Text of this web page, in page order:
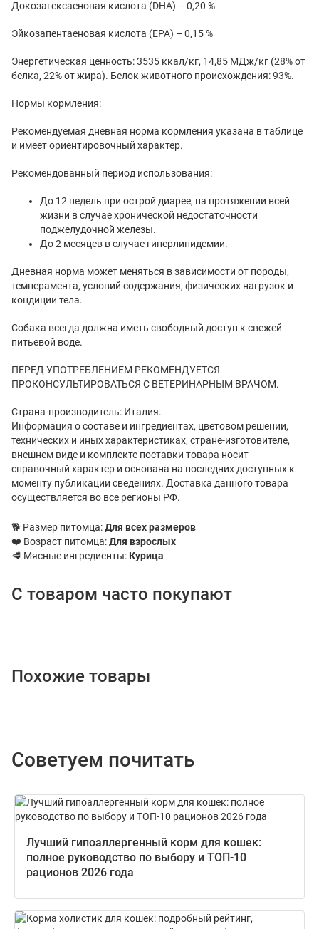
Докозагексаеновая кислота (DHA) – 0,20 %
Эйкозапентаеновая кислота (EPA) – 0,15 %
Энергетическая ценность: 3535 ккал/кг, 14,85 МДж/кг (28% от
белка, 22% от жира). Белок животного происхождения: 93%.
Нормы кормления:
Рекомендуемая дневная норма кормления указана в таблице
и имеет ориентировочный характер.
Рекомендованный период использования:
До 12 недель при острой диарее, на протяжении всей
жизни в случае хронической недостаточности
поджелудочной железы.
До 2 месяцев в случае гиперлипидемии.
Дневная норма может меняться в зависимости от породы,
темперамента, условий содержания, физических нагрузок и
кондиции тела.
Собака всегда должна иметь свободный доступ к свежей
питьевой воде.
ПЕРЕД УПОТРЕБЛЕНИЕМ РЕКОМЕНДУЕТСЯ
ПРОКОНСУЛЬТИРОВАТЬСЯ С ВЕТЕРИНАРНЫМ ВРАЧОМ.
Страна-производитель: Италия.
Информация о составе и ингредиентах, цветовом решении,
технических и иных характеристиках, стране-изготовителе,
внешнем виде и комплекте поставки товара носит
справочный характер и основана на последних доступных к
моменту публикации сведениях. Доставка данного товара
осуществляется во все регионы РФ.
🐕 Размер питомца:Для всех размеров
❤️ Возраст питомца:Для взрослых
🥩 Мясные ингредиенты: Курица
С товаром часто покупают
Похожие товары
Советуем почитать
Лучший гипоаллергенный корм для кошек:
полное руководство по выбору и ТОП-10
рационов 2026 года